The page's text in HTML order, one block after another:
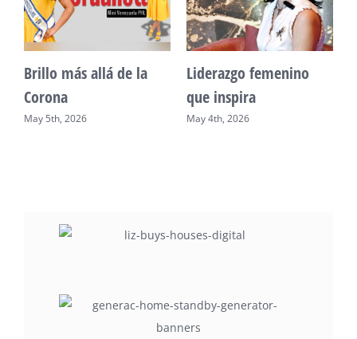
Unidad, cultura y
desarrollo comunitario
May 2nd, 2026
Sueño venezolano en
Philadelphia
May 7th, 2026